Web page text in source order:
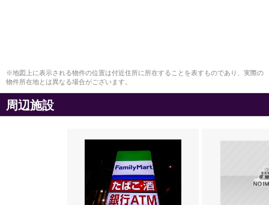
※地図上に表示される物件の位置は付近住所に所在することを表すものであり、実際の
物件所在地とは異なる場合がございます。
周辺施設